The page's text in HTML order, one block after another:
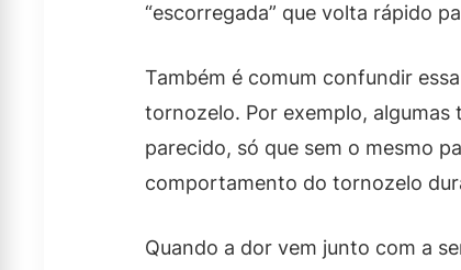
“escorregada” que volta rápido
Também é comum confundir
tornozelo. Por exemplo,
parecido, só que sem o mesmo
comportamento do tornozelo
Quando a dor vem junto com a